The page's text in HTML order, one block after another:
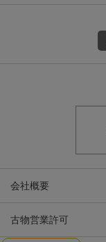
会社概要
古物営業許可